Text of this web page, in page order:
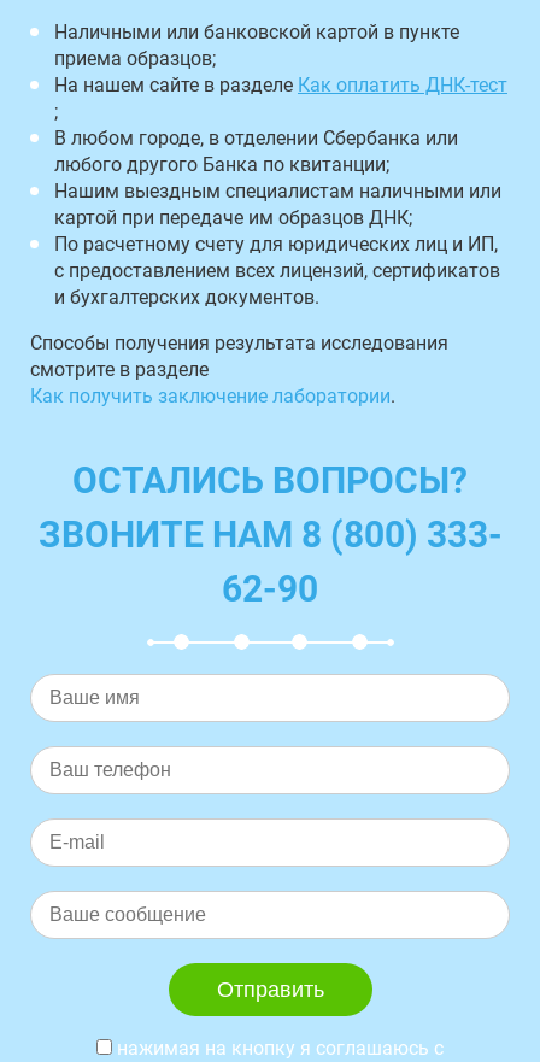
Наличными или банковской картой в пункте
приема образцов;
На нашем сайте в разделе Как оплатить ДНК-тест
;
В любом городе, в отделении Сбербанка или
любого другого Банка по квитанции;
Нашим выездным специалистам наличными или
картой при передаче им образцов ДНК;
По расчетному счету для юридических лиц и ИП,
с предоставлением всех лицензий, сертификатов
и бухгалтерских документов.
Способы получения результата исследования
смотрите в разделе
Как получить заключение лаборатории.
ОСТАЛИСЬ ВОПРОСЫ?
ЗВОНИТЕ НАМ 8 (800) 333-
62-90
нажимая на кнопку я соглашаюсь с